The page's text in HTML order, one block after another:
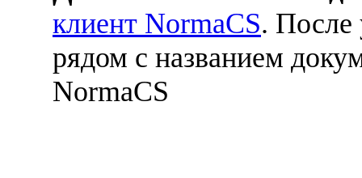
клиент NormaCS. После
рядом с названием
NormaCS